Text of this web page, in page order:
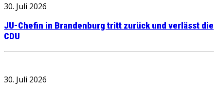
30. Juli 2026
JU-Chefin in Brandenburg tritt zurück und verlässt die
CDU
30. Juli 2026